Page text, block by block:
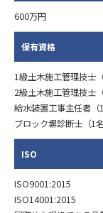
600万円
保有資格
1級土木施工管理技士（
2級土木施工管理技士（
給水装置工事主任者（1
ブロック塀診断士（1名
ISO
ISO9001:2015
ISO14001:2015